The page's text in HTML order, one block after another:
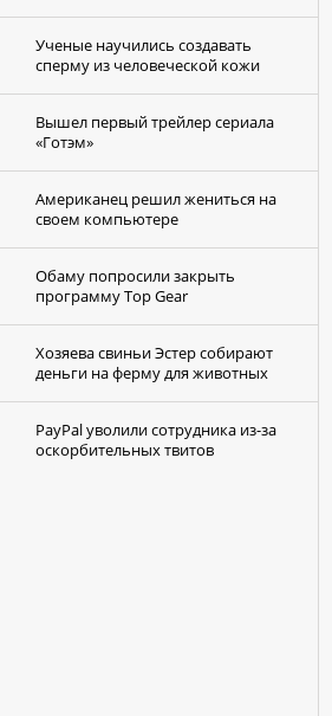
Ученые научились создавать
сперму из человеческой кожи
Вышел первый трейлер сериала
«Готэм»
Американец решил жениться на
своем компьютере
Обаму попросили закрыть
программу Top Gear
Хозяева свиньи Эстер собирают
деньги на ферму для животных
PayPal уволили сотрудника из-за
оскорбительных твитов